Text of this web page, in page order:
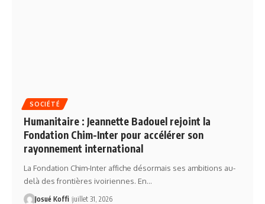
SOCIÉTÉ
Humanitaire : Jeannette Badouel rejoint la
Fondation Chim-Inter pour accélérer son
rayonnement international
La Fondation Chim-Inter affiche désormais ses ambitions au-
delà des frontières ivoiriennes. En…
Josué Koffi juillet 31, 2026